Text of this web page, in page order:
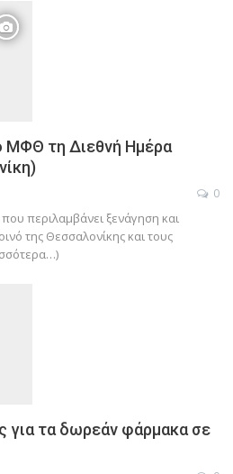
ΜΦΘ τη Διεθνή Ημέρα
0
περιλαμβάνει ξενάγηση και
της Θεσσαλονίκης και τους
για τα δωρεάν φάρμακα σε